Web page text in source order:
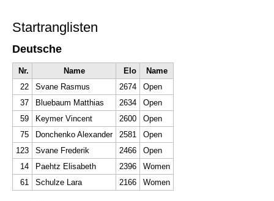
Startranglisten
Deutsche
Nr. Name Elo
Name
22
Svane Rasmus 2674
Open
37
Bluebaum Matthias 2634
Open
59
Keymer Vincent 2600
Open
75
Donchenko Alexander 2581
Open
123
Svane Frederik 2466
Open
14
Paehtz Elisabeth 2396
Women
61
Schulze Lara 2166 Women